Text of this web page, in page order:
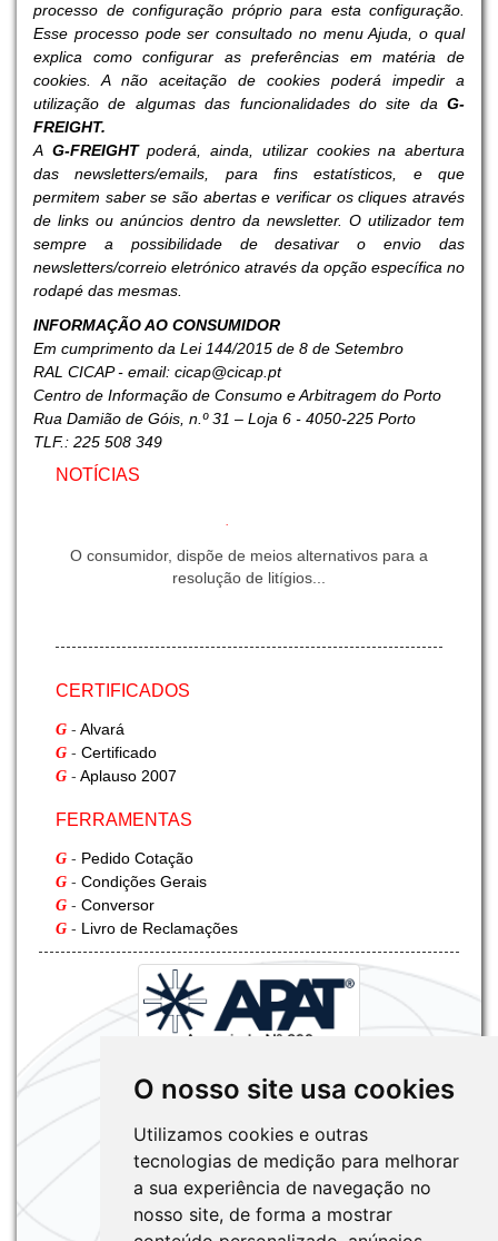
O nosso site usa cookies
Utilizamos cookies e outras
tecnologias de medição para melhorar
a sua experiência de navegação no
nosso site, de forma a mostrar
processo de configuração próprio para esta configuração.
Esse processo pode ser consultado no menu Ajuda, o qual
explica como configurar as preferências em matéria de
cookies. A não aceitação de cookies poderá impedir a
utilização de algumas das funcionalidades do site da G-
FREIGHT.
A G-FREIGHTpoderá, ainda, utilizar cookies na abertura
das newsletters/emails, para fins estatísticos, e que
permitem saber se são abertas e verificar os cliques através
de links ou anúncios dentro da newsletter. O utilizador tem
sempre a possibilidade de desativar o envio das
newsletters/correio eletrónico através da opção específica no
rodapé das mesmas.
INFORMAÇÃO AO CONSUMIDOR
Em cumprimento da Lei 144/2015 de 8 de Setembro
RAL CICAP - email: cicap@cicap.pt
Centro de Informação de Consumo e Arbitragem do Porto
Rua Damião de Góis, n.º 31 – Loja 6 - 4050-225 Porto
TLF.: 225 508 349
NOTÍCIAS
resolução de litígios...
Exportação Marítima
INFORMAÇÃO G-FREIGHT
CERTIFICADOS
G - Alvará
G - Certificado
G - Aplauso 2007
FERRAMENTAS
G - Pedido Cotação
G - Condições Gerais
G - Conversor
G - Livro de Reclamações